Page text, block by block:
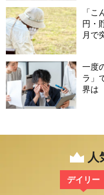
「
円・
月で
一度
ラ」
界は
人
デイリー